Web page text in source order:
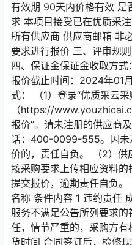
有效期 90天内价格有效 是
求 本项目接受已在优质采
所有供应商 供应商邮箱 非
要求进行报价 三、评审规
四、保证金保证金收取方式
报价截止时间：2024年01
式： （1）登录“优质采云采
（https://
报价”。请未注册的供应商
话：400-0099-555。因未
价的，责任自负。 （2）供
按采购要求上传相应资料
提交报价，逾期责任自负
名称 条件内容 1 违约责任
服务不满足公告所列要求
任，情节严重的，采购方
货时间 合同签订后，检修